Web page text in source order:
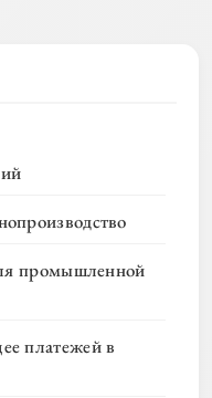
промышленной
платежей в